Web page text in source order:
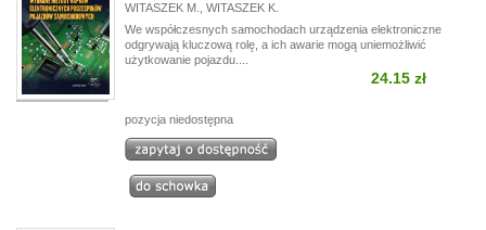
WITASZEK M.
WITASZEK K.
We współczesnych samochodach urządzenia elektroniczne
odgrywają kluczową rolę, a ich awarie mogą uniemożliwić
użytkowanie pojazdu....
24.15 zł
pozycja niedostępna